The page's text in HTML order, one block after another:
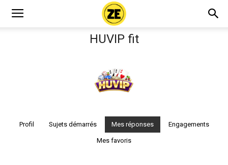
HUVIP fit
Profil Sujets démarrés Mes réponses Engagements
Mes favoris